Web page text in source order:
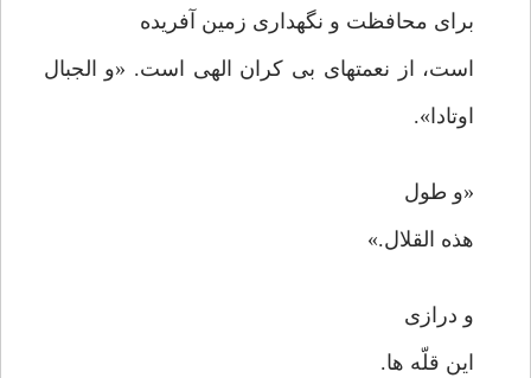
برای محافظت و نگهداری زمین آفریده
است، از نعمتهای بی کران الهی است. «و الجبال
اوتادا».
«و طول
هذه القلال.»
و درازی
این قلّه ها.